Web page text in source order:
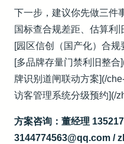
下一步，建议你先做三件
国标查合规差距、估算利
[园区信创（国产化）合规
[多品牌存量门禁利旧整
牌识别道闸联动方案](/
访客管理系统分级预约](/
方案咨询：董经理
3144774563@qq.com /